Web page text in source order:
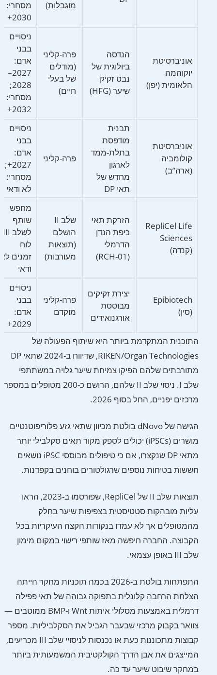
מוגבלות)
מסחרי:
2030+
אוניברסיטת
יוקוהמה
הלאומית (יפן)
הנדסה
ביולוגית של
נבט זקיק
שיער (HFG)
פרה-קליני
(מודלים
של בעלי
חיים)
ניסויים
בבני
אדם:
2027–
2028;
מסחרי:
2032+
אוניברסיטת
קולומביה
(ארה”ב)
תבנית
מודפסת
בתלת-ממד
לארגון
מחדש של
תאי DP
פרה-קליני
ניסויים
בבני
אדם:
2027+;
מסחרי:
לא ודאי
RepliCel Life
Sciences
(קנדה)
הזרקת תאי
כיפת הנדן
הדרמלי
שלב II
הושלם
(תוצאות
מעורבות)
מחפש
שותף
לשלב III;
לוח
זמנים לא
ודאי
Epibiotech
(סין)
יצירת זקיקים
מבוססת
אורגנואידים
פרה-קליני
מוקדם
ניסויים
בבני
אדם:
2029+
התוכנית המתקדמת ביותר היא שיתוף הפעולה של
RIKEN/Organ Technologies, שדיווח ב-2024 שתאי DP
מתורבתים שלהם הפיקו צמיחת שיער גלויה במשתתפי
שלב I. ניסוי שלב II שלהם, הרושם כ-200 מטופלים במספר
מרכזים יפניים, החל בסוף 2026.
הגישה של dNovo בולטת מכיוון שתאי גזע פלוריפוטנטיים
מושרים (iPSCs) יכולים לספק מקור תאים סקלבילי יותר
מתאי DP שנקצרו, אם כי טיפולים מבוססי iPSC נושאים
חששות בטיחות נוספים שרגולטורים בוחנים בקפדנות.
תוצאות שלב II של RepliCel, שפורסמו ב-2023, הראו
עליות מובהקות סטטיסטית בצפיפות שיער בחלק
מהמטופלים אך לא עמדו בנקודות הקצה העיקריות בכל
הקבוצה. החברה חיפשה מאז שותפי רישוי במקום מימון
שלב III באופן עצמאי.
התפתחות בולטת ב-2026 בכמה תוכניות מחקר הייתה
הצלחת הרחבה קלונלית בתפוקה גבוהה של תאי פפילה
דרמלית באמצעות מסלולי איתות Wnt ו-BMP ממוטבים —
צוואר בקבוק מרכזי שבעבר הגביל את הסקלביליות. מספר
קבוצות מתכוננות כעת או נכנסות לניסויי שלב III מכריעים,
המייצגים את אבן הדרך הקולקטיבית המשמעותית ביותר
במחקר שיבוט שיער עד כה.